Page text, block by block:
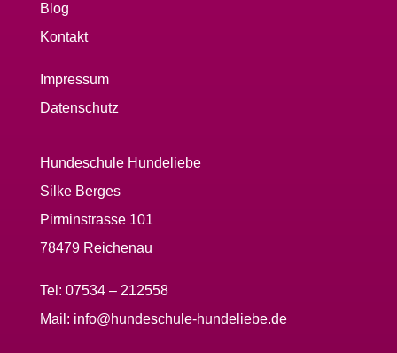
Blog
Kontakt
Impressum
Datenschutz
Hundeschule Hundeliebe
Silke Berges
Pirminstrasse 101
78479 Reichenau
Tel: 07534 – 212558
Mail: info@hundeschule-hundeliebe.de